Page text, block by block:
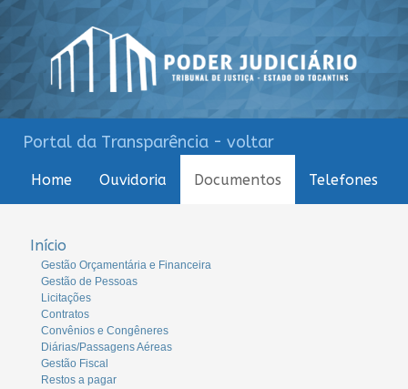
Portal da Transparência - voltar
Home Ouvidoria Documentos Telefones
Início
Gestão Orçamentária e Financeira
Gestão de Pessoas
Licitações
Contratos
Convênios e Congêneres
Diárias/Passagens Aéreas
Gestão Fiscal
Restos a pagar